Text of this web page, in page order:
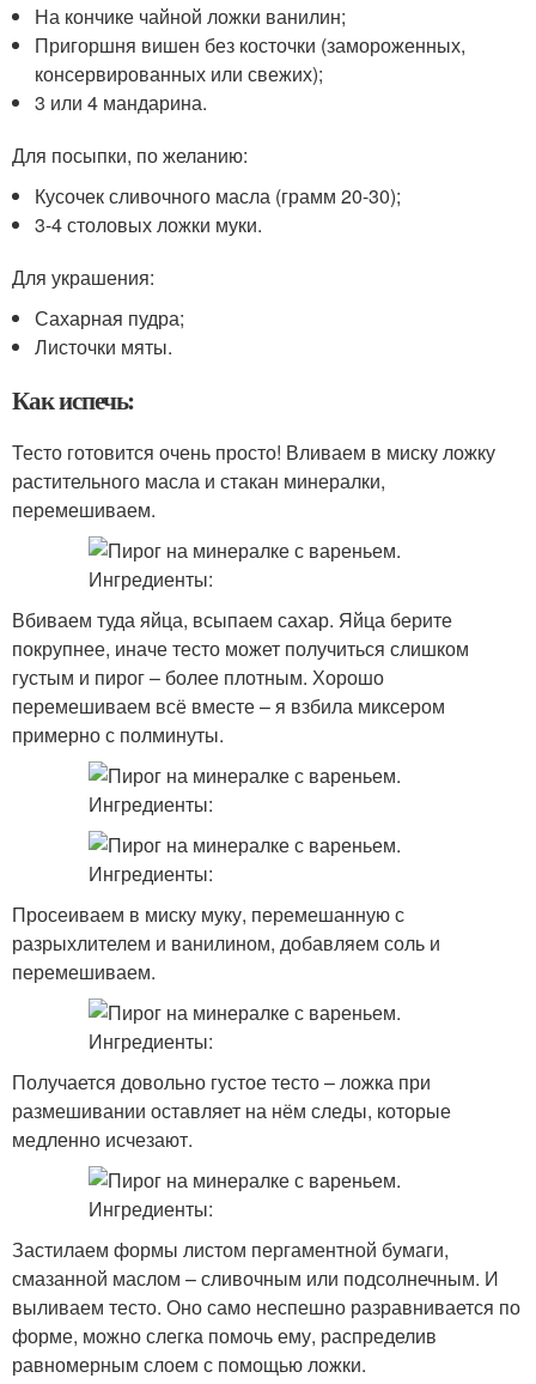
На кончике чайной ложки ванилин;
Пригоршня вишен без косточки (замороженных,
консервированных или свежих);
3 или 4 мандарина.
Для посыпки, по желанию:
Кусочек сливочного масла (грамм 20-30);
3-4 столовых ложки муки.
Для украшения:
Сахарная пудра;
Листочки мяты.
Как испечь:
Тесто готовится очень просто! Вливаем в миску ложку
растительного масла и стакан минералки,
перемешиваем.
Вбиваем туда яйца, всыпаем сахар. Яйца берите
покрупнее, иначе тесто может получиться слишком
густым и пирог – более плотным. Хорошо
перемешиваем всё вместе – я взбила миксером
примерно с полминуты.
Просеиваем в миску муку, перемешанную с
разрыхлителем и ванилином, добавляем соль и
перемешиваем.
Получается довольно густое тесто – ложка при
размешивании оставляет на нём следы, которые
медленно исчезают.
Застилаем формы листом пергаментной бумаги,
смазанной маслом – сливочным или подсолнечным. И
выливаем тесто. Оно само неспешно разравнивается по
форме, можно слегка помочь ему, распределив
равномерным слоем с помощью ложки.